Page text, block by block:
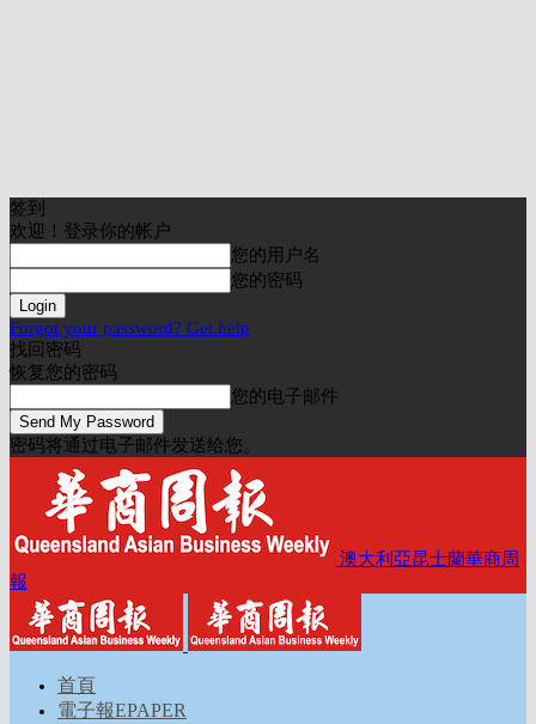
签到
欢迎！登录你的帐户
您的用户名
您的密码
Forgot your password? Get help
找回密码
恢复您的密码
您的电子邮件
密码将通过电子邮件发送给您。
澳大利亞昆士蘭華商周
報
首頁
電子報EPAPER